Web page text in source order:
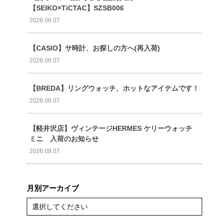
【SEIKO×TiCTAC】SZSB006
2026.08.07
【CASIO】サ時計、お探しの方へ(再入荷)
2026.08.07
【BREDA】リングウォッチ、ホットなアイテムです！
2026.08.07
【軽井沢店】ヴィンテージHERMES ケリーウォッチ
ミニ 入荷のお知らせ
2026.08.07
月別アーカイブ
選択してください